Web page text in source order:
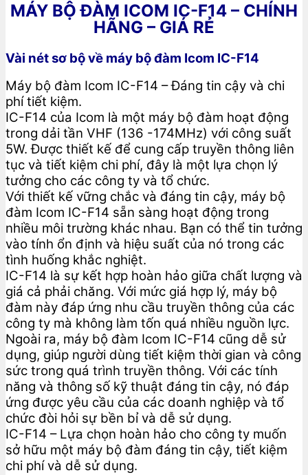
MÁY BỘ ĐÀM ICOM IC-F14 – CHÍNH
HÃNG – GIÁ RẺ
Vài nét sơ bộ về máy bộ đàm Icom IC-F14
Máy bộ đàm Icom IC-F14 – Đáng tin cậy và chi
phí tiết kiệm.
IC-F14 của Icom là một máy bộ đàm hoạt động
trong dải tần VHF (136 -174MHz) với công suất
5W. Được thiết kế để cung cấp truyền thông liên
tục và tiết kiệm chi phí, đây là một lựa chọn lý
tưởng cho các công ty và tổ chức.
Với thiết kế vững chắc và đáng tin cậy, máy bộ
đàm Icom IC-F14 sẵn sàng hoạt động trong
nhiều môi trường khác nhau. Bạn có thể tin tưởng
vào tính ổn định và hiệu suất của nó trong các
tình huống khắc nghiệt.
IC-F14 là sự kết hợp hoàn hảo giữa chất lượng và
giá cả phải chăng. Với mức giá hợp lý, máy bộ
đàm này đáp ứng nhu cầu truyền thông của các
công ty mà không làm tốn quá nhiều nguồn lực.
Ngoài ra, máy bộ đàm Icom IC-F14 cũng dễ sử
dụng, giúp người dùng tiết kiệm thời gian và công
sức trong quá trình truyền thông. Với các tính
năng và thông số kỹ thuật đáng tin cậy, nó đáp
ứng được yêu cầu của các doanh nghiệp và tổ
chức đòi hỏi sự bền bỉ và dễ sử dụng.
IC-F14 – Lựa chọn hoàn hảo cho công ty muốn
sở hữu một máy bộ đàm đáng tin cậy, tiết kiệm
chi phí và dễ sử dụng.